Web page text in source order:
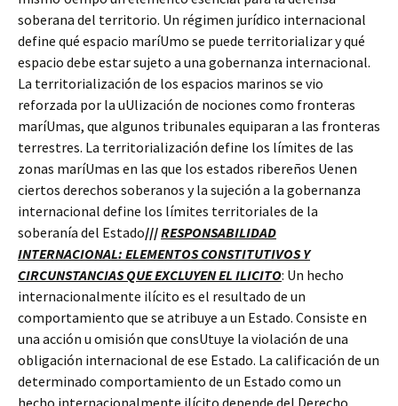
soberana del territorio. Un régimen jurídico internacional
define qué espacio maríUmo se puede territorializar y qué
espacio debe estar sujeto a una gobernanza internacional.
La territorialización de los espacios marinos se vio
reforzada por la uUlización de nociones como fronteras
maríUmas, que algunos tribunales equiparan a las fronteras
terrestres. La territorialización define los límites de las
zonas maríUmas en las que los estados ribereños Uenen
ciertos derechos soberanos y la sujeción a la gobernanza
internacional define los límites territoriales de la
soberanía del Estado///RESPONSABILIDAD
INTERNACIONAL: ELEMENTOS CONSTITUTIVOS Y
CIRCUNSTANCIAS QUE EXCLUYEN EL ILICITO: Un hecho
internacionalmente ilícito es el resultado de un
comportamiento que se atribuye a un Estado. Consiste en
una acción u omisión que consUtuye la violación de una
obligación internacional de ese Estado. La calificación de un
determinado comportamiento de un Estado como un
hecho internacionalmente ilícito depende del Derecho